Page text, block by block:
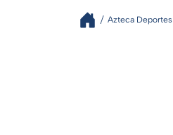
Azteca Deportes